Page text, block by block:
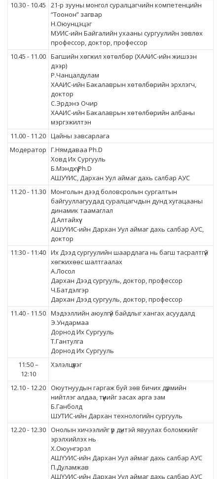
10.30 - 10.45
21-р зууны монгол суралцагчийн компетенцийн
“Тоонон” загвар
Н.Оюунцэцэг
МУИС-ийн Байгалийн ухааны сургуулийн зөвлөх
профессор, доктор, профессор
10.45 - 11.00 Багшийн хөгжил хөтөлбөр (ХААИС-ийн жишээн
дээр)
Р.Чанцалдулам
ХААИС-ийн Бакалаврын хөтөлбөрийн эрхлэгч,
доктор
С.Эрдэнэ Очир
ХААИС-ийн Бакалаврын хөтөлбөрийн албаны
мэргэжилтэн
11.00 - 11.20 Цайны завсарлага
Mодератор Г.Нямдаваа Ph.D
Ховд Их Сургууль
Б.Мэндхүү Ph.D
АШУҮИС, Дархан Уул аймаг дахь салбар АУС
11.20 - 11.30 Монголын дээд боловсролын сургалтын
байгууллагуудад суралцагчдын дунд хугацааны
динамик таамаглал
Д.Алтайхүү
АШУҮИС-ийн Дархан Уул аймаг дахь салбар АУС,
доктор
11:30 - 11:40 Их Дээд сургуулийн шаардлага нь багш тасралтгүй
хөгжихөөс шалтгаалах
А.Лосол
Дархан Дээд сургууль, доктор, профессор
Ч.Батдэлгэр
Дархан Дээд сургууль, доктор, профессор
11.40 - 11.50 Мэдээллийн аюулгүй байдлыг хангах асуудалд
Э.Ундармаа
Дорнод Их Сургууль
Т.Гантулга
Дорнод Их Сургууль
11:50 –
12:10
Хэлэлцүүлэг
12.10 - 12.20 Оюутнуудын гаргаж буй зөв бичих дүрмийн
нийтлэг алдаа, түүнийг засах арга зам
Б.Ганболд
ШУТИС-ийн Дархан технологийн сургууль
12.20 - 12.30 Онолын хичээлийг үр дүнтэй явуулах боломжийг
эрэлхийлэх нь
Х.Оюунгэрэл
АШҮУИС-ийн Дархан Уул аймаг дахь салбар АУС
П.Дуламжав
АШҮУИС-ийн Дархан Уул аймаг дахь салбар АУС